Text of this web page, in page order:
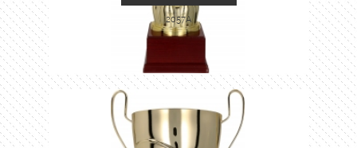
2057A